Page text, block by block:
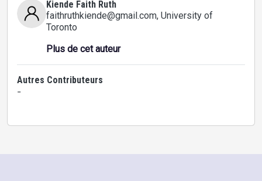
Kiende Faith Ruth
faithruthkiende@gmail.com, University of
Toronto
Plus de cet auteur
Autres Contributeurs
-